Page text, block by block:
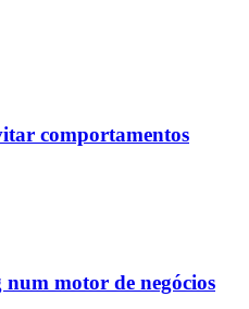
comportamentos
motor de negócios